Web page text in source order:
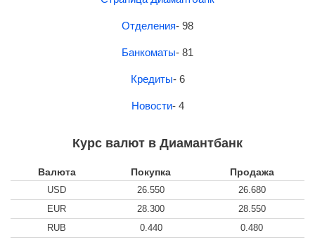
Отделения- 98
Банкоматы- 81
Кредиты- 6
Новости- 4
Курс валют в Диамантбанк
Валюта Покупка Продажа
USD 26.550
26.680
EUR
28.300
28.550
RUB
0.440
0.480